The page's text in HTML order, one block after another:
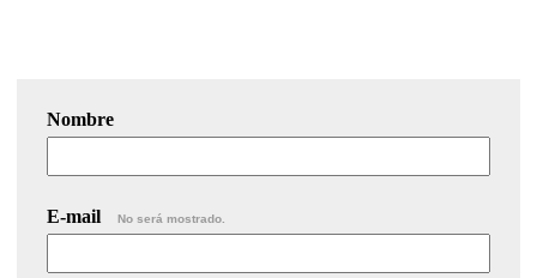
Nombre
E-mail No será mostrado.